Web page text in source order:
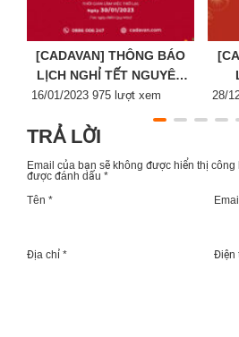
[CADAVAN] THÔNG BÁO
LỊCH NGHỈ TẾT NGUYÊN
ĐÁN 2023
Posted
16/01/2023 975 lượt xem 28/
TRẢ LỜI
Email của bạn sẽ không được hiển thị công
được đánh dấu *
Tên *
Địa chỉ * Điện